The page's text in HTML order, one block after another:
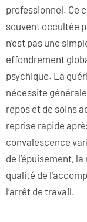
professionnel. Ce
souvent occultée
n’est pas une
effondrement
psychique. La
nécessite
repos et de soins
reprise rapide
convalescence
de l’épuisement,
qualité de
l’arrêt de travail.